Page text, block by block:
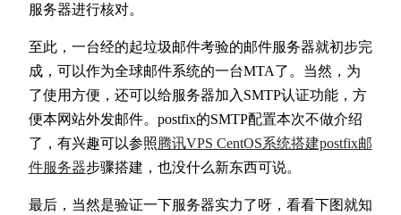
服务器进行核对。
至此，一台经的起垃圾邮件考验的邮件服务器就初步完
成，可以作为全球邮件系统的一台MTA了。当然，为
了使用方便，还可以给服务器加入SMTP认证功能，方
便本网站外发邮件。postfix的SMTP配置本次不做介绍
了，有兴趣可以参照腾讯VPS CentOS系统搭建postfix邮
件服务器步骤搭建，也没什么新东西可说。
最后，当然是验证一下服务器实力了呀，看看下图就知